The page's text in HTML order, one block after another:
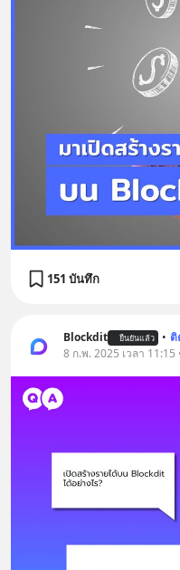
151 บันทึก
Blockdit ยืนยันแล้ว •
8 ก.พ. 2025 เวลา 11:15